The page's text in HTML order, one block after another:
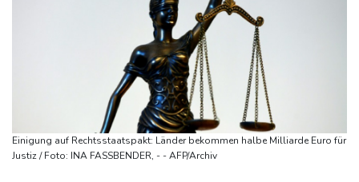
Doppelpack Freigang: Frankfurt schlägt auch Malmö
Explosion mutmaßlich ukrainischer Drohne in Bulgarien löst
diplomatische Verstimmung aus
Selenskyj warnt vor Folgen russischer Angriffe - Vucic für
Integrität der Ukraine
Sieg auf der längsten Etappe: Vollering übernimmt
Gesamtführung
Einigung auf Rechtsstaatspakt: Länder bekommen halbe Milliarde Euro für
Justiz / Foto: INA FASSBENDER, - - AFP/Archiv